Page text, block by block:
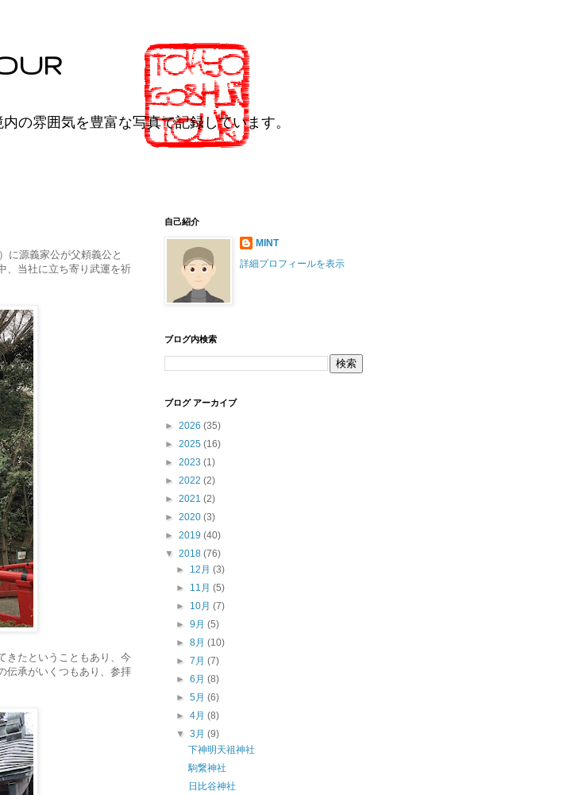
の雰囲気を豊富な写真で記録しています。
に源義家公が父頼義公と
、当社に立ち寄り武運を祈
きたということもあり、今
伝承がいくつもあり、参拝
自己紹介
MINT
詳細プロフィールを表示
ブログ内検索
ブログ アーカイブ
► 2026 (35)
► 2025 (16)
► 2023 (1)
► 2022 (2)
► 2021 (2)
► 2020 (3)
► 2019 (40)
▼ 2018 (76)
► 12月(3)
► 11月(5)
► 10月(7)
►9月(5)
►8月(10)
►7月(7)
►6月(8)
►5月(6)
►4月(8)
▼3月(9)
下神明天祖神社
駒繋神社
日比谷神社